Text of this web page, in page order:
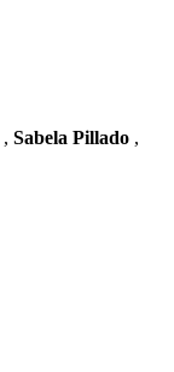
, Sabela Pillado ,